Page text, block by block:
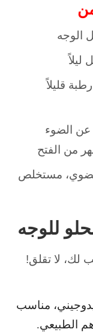
ليلاً
قليلاً
عن الضوء
زيت نقي 100%، عضوي، مستخلص
للوجه
لك، لا تقلق!
مناسب
الطبيعي.